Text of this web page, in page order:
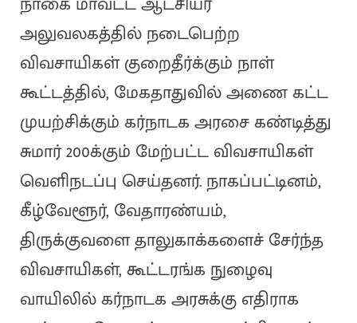
அலுவலகத்தில் நடைபெற்ற
விவசாயிகள் குறைதீர்க்கும் நாள்
கூட்டத்தில், மேகதாதுவில் அணை கட்ட
முயற்சிக்கும் கர்நாடக அரசை கண்டித்து
சுமார் 200க்கும் மேற்பட்ட விவசாயிகள்
வெளிநடப்பு செய்தனர். நாகப்பட்டினம்,
கீழ்வேளூர், வேதாரண்யம்,
திருக்குவளை தாலுகாக்களைச் சேர்ந்த
விவசாயிகள், கூட்டரங்க நுழைவு
வாயிலில் கர்நாடக அரசுக்கு எதிராக